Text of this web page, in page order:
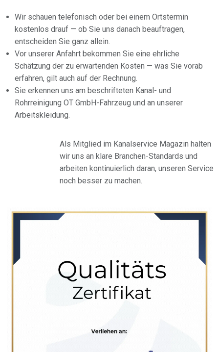
Wir schauen telefonisch oder bei einem Ortstermin
kostenlos drauf — ob Sie uns danach beauftragen,
entscheiden Sie ganz allein.
Vor unserer Anfahrt bekommen Sie eine ehrliche
Schätzung der zu erwartenden Kosten — was Sie vorab
erfahren, gilt auch auf der Rechnung.
Sie erkennen uns am beschrifteten Kanal- und
Rohrreinigung OT GmbH-Fahrzeug und an unserer
Arbeitskleidung.
Als Mitglied im Kanalservice Magazin halten
wir uns an klare Branchen-Standards und
arbeiten kontinuierlich daran, unseren Service
noch besser zu machen.